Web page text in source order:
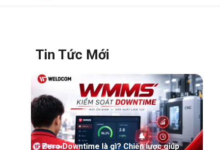
Tin Tức Mới
Zero Downtime là gì? Chiến lược giúp